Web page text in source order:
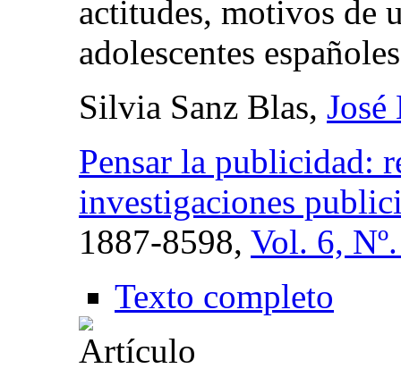
actitudes, motivos de
adolescentes españoles
Silvia Sanz Blas,
Pensar la publicidad:
investigaciones
1887-8598, Vol. 6,
Texto completo